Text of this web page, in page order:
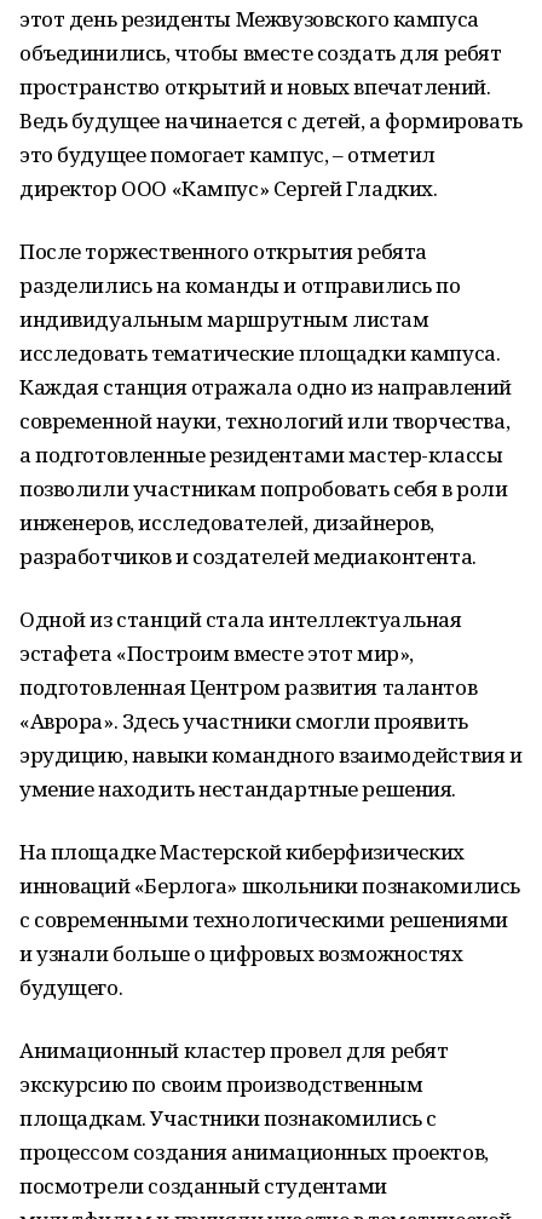
этот день резиденты Межвузовского кампуса
объединились, чтобы вместе создать для ребят
пространство открытий и новых впечатлений.
Ведь будущее начинается с детей, а формировать
это будущее помогает кампус, – отметил
директор ООО «Кампус» Сергей Гладких.
После торжественного открытия ребята
разделились на команды и отправились по
индивидуальным маршрутным листам
исследовать тематические площадки кампуса.
Каждая станция отражала одно из направлений
современной науки, технологий или творчества,
а подготовленные резидентами мастер-классы
позволили участникам попробовать себя в роли
инженеров, исследователей, дизайнеров,
разработчиков и создателей медиаконтента.
Одной из станций стала интеллектуальная
эстафета «Построим вместе этот мир»,
подготовленная Центром развития талантов
«Аврора». Здесь участники смогли проявить
эрудицию, навыки командного взаимодействия и
умение находить нестандартные решения.
На площадке Мастерской киберфизических
инноваций «Берлога» школьники познакомились
с современными технологическими решениями
и узнали больше о цифровых возможностях
будущего.
Анимационный кластер провел для ребят
экскурсию по своим производственным
площадкам. Участники познакомились с
процессом создания анимационных проектов,
посмотрели созданный студентами